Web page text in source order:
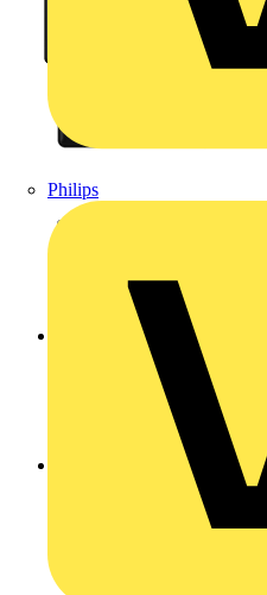
Philips